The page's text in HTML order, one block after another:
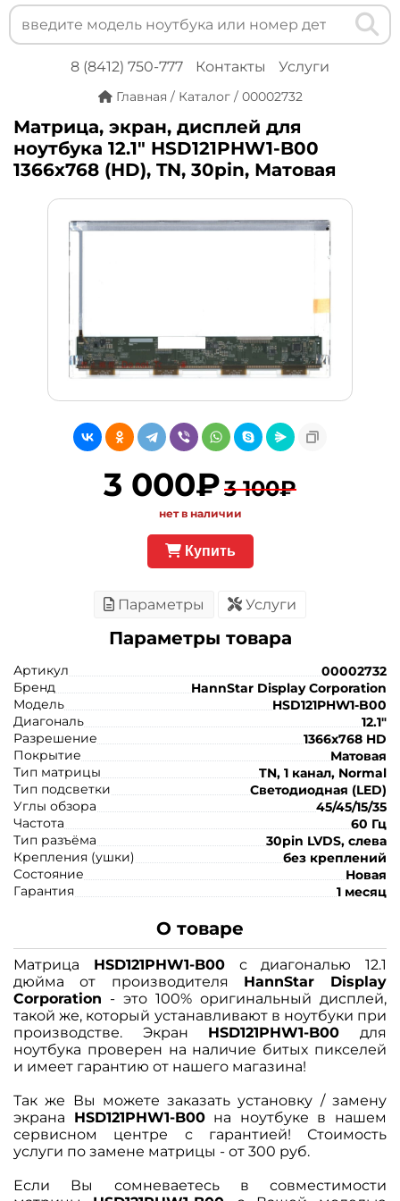
8 (8412) 750-777 Контакты Услуги
Главная / Каталог / 00002732
Матрица, экран, дисплей для
ноутбука 12.1" HSD121PHW1-B00
1366x768 (HD), TN, 30pin, Матовая
3 000₽3 100₽
нет в наличии
Купить
Параметры Услуги
Параметры товара
Артикул
00002732
Бренд
HannStar Display Corporation
Модель
HSD121PHW1-B00
Диагональ
12.1"
Разрешение
1366x768 HD
Покрытие
Матовая
Тип матрицы
TN, 1 канал, Normal
Тип подсветки
Светодиодная (LED)
Углы обзора
45/45/15/35
Частота
60 Гц
Тип разъёма
30pin LVDS, слева
Крепления (ушки)
без креплений
Состояние
Новая
Гарантия
1 месяц
О товаре
Матрица HSD121PHW1-B00с диагональю 12.1
дюйма от производителя HannStar Display
Corporation - это 100% оригинальный дисплей,
такой же, который устанавливают в ноутбуки при
производстве. Экран HSD121PHW1-B00 для
ноутбука проверен на наличие битых пикселей
и имеет гарантию от нашего магазина!
Так же Вы можете заказать установку / замену
экрана HSD121PHW1-B00на ноутбуке в нашем
сервисном центре с гарантией! Стоимость
услуги по замене матрицы - от 300 руб.
Если Вы сомневаетесь в совместимости